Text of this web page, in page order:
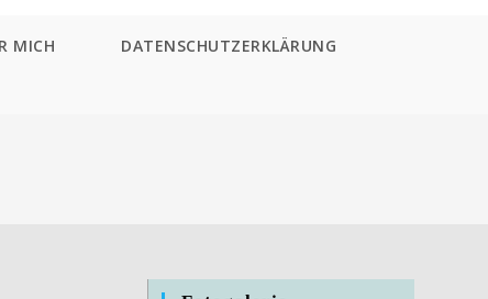
MICH DATENSCHUTZERKLÄRUNG